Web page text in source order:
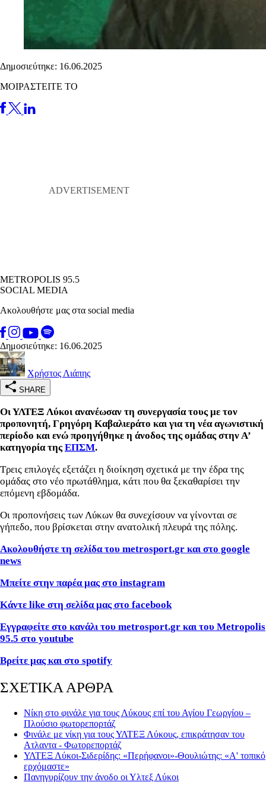
Δημοσιεύτηκε: 16.06.2025
ΜΟΙΡΑΣΤΕΙΤΕ ΤΟ
METROPOLIS 95.5
SOCIAL MEDIA
Ακολουθήστε μας στα social media
Δημοσιεύτηκε: 16.06.2025
Χρήστος Λιάπης
SHARE
Οι ΥΛΤΕΞ Λύκοι ανανέωσαν τη συνεργασία τους με τον
προπονητή, Γρηγόρη Καβαλιεράτο και για τη νέα αγωνιστική
περίοδο και ενώ προηγήθηκε η άνοδος της ομάδας στην Α’
κατηγορία τηςΕΠΣΜ.
Τρεις επιλογές εξετάζει η διοίκηση σχετικά με την έδρα της
ομάδας στο νέο πρωτάθλημα, κάτι που θα ξεκαθαρίσει την
επόμενη εβδομάδα.
Οι προπονήσεις των Λύκων θα συνεχίσουν να γίνονται σε
γήπεδο, που βρίσκεται στην ανατολική πλευρά της πόλης.
Ακολουθήστε τη σελίδα του metrosport.gr και στο google
news
Μπείτε στην παρέα μας στο instagram
Κάντε like στη σελίδα μας στο facebook
Εγγραφείτε στο κανάλι του metrosport.gr και του Metropolis
95.5 στο youtube
Βρείτε μας και στο spotify
ΣΧΕΤΙΚΑ ΑΡΘΡΑ
Νίκη στο φινάλε για τους Λύκους επί του Αγίου Γεωργίου –
Πλούσιο φωτορεπορτάζ
Φινάλε με νίκη για τους ΥΛΤΕΞ Λύκους, επικράτησαν του
Ατλαντα - Φωτορεπορτάζ
ΥΛΤΕΞ Λύκοι-Σιδερίδης: «Περήφανοι»-Θουλιώτης: «Α' τοπικό
ερχόμαστε»
Πανηγυρίζουν την άνοδο οι Υλτεξ Λύκοι